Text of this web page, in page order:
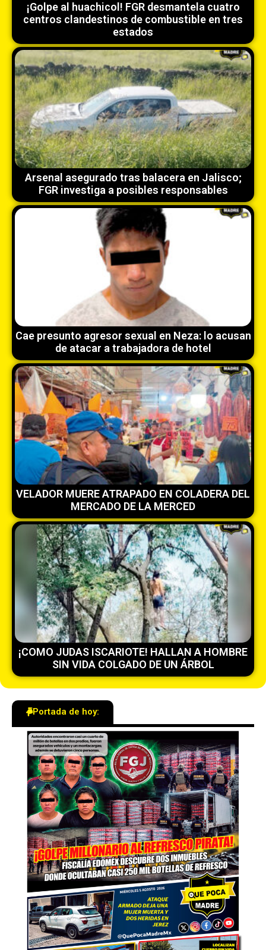
¡Golpe al huachicol! FGR desmantela cuatro
centros clandestinos de combustible en tres
estados
Arsenal asegurado tras balacera en Jalisco;
FGR investiga a posibles responsables
Cae presunto agresor sexual en Neza: lo acusan
de atacar a trabajadora de hotel
VELADOR MUERE ATRAPADO EN COLADERA DEL
MERCADO DE LA MERCED
¡COMO JUDAS ISCARIOTE! HALLAN A HOMBRE
SIN VIDA COLGADO DE UN ÁRBOL
Portada de hoy: